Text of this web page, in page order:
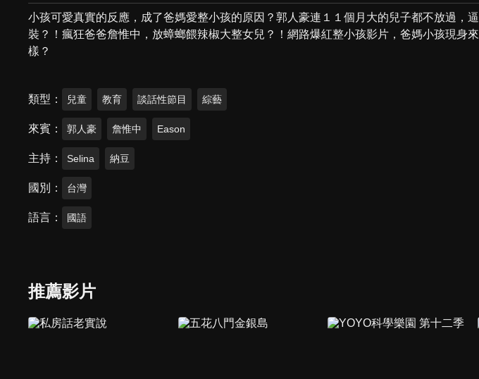
小孩可愛真實的反應，成了爸媽愛整小孩的原因？郭人豪連１１個月大的兒子都不放過，
裝？！瘋狂爸爸詹惟中，放蟑螂餵辣椒大整女兒？！網路爆紅整小孩影片，爸媽小孩現身
樣？
類型 兒童 教育 談話性節目 綜藝
來賓 郭人豪 詹惟中 Eason
主持 Selina 納豆
國別 台灣
語言 國語
推薦影片